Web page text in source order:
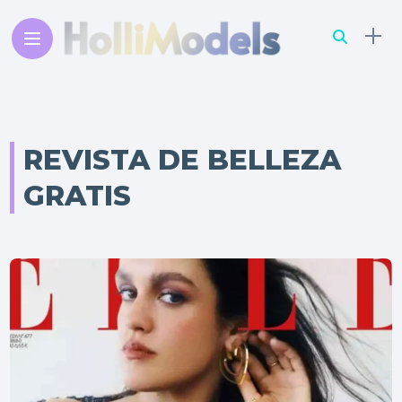
REVISTA DE BELLEZA
GRATIS